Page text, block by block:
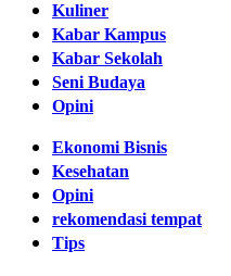
Kuliner
Kabar Kampus
Kabar Sekolah
Seni Budaya
Opini
Ekonomi Bisnis
Kesehatan
Opini
rekomendasi tempat
Tips